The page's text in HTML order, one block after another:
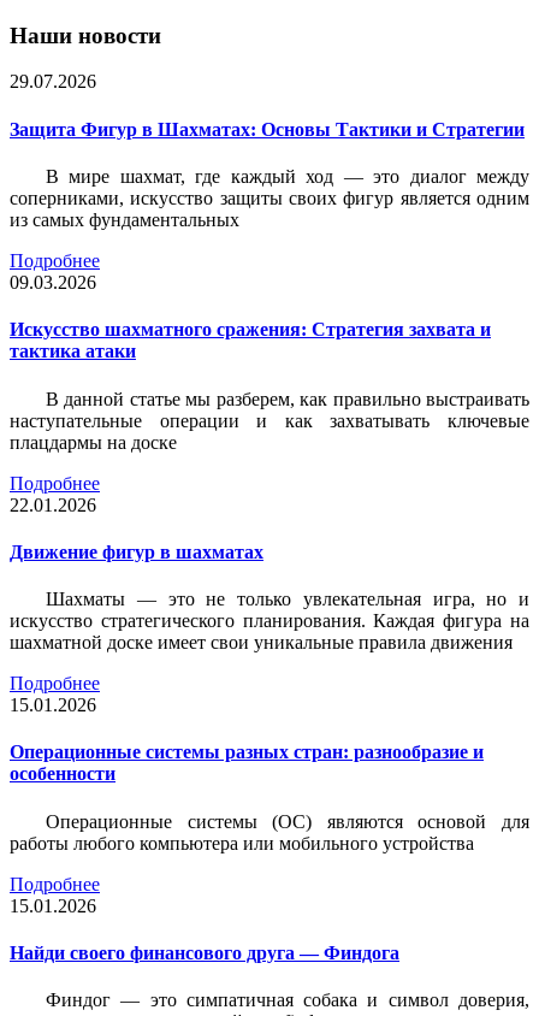
Наши новости
29.07.2026
Защита Фигур в Шахматах: Основы Тактики и Стратегии
В мире шахмат, где каждый ход — это диалог между
соперниками, искусство защиты своих фигур является одним
из самых фундаментальных
Подробнее
09.03.2026
Искусство шахматного сражения: Стратегия захвата и
тактика атаки
В данной статье мы разберем, как правильно выстраивать
наступательные операции и как захватывать ключевые
плацдармы на доске
Подробнее
22.01.2026
Движение фигур в шахматах
Шахматы — это не только увлекательная игра, но и
искусство стратегического планирования. Каждая фигура на
шахматной доске имеет свои уникальные правила движения
Подробнее
15.01.2026
Операционные системы разных стран: разнообразие и
особенности
Операционные системы (ОС) являются основой для
работы любого компьютера или мобильного устройства
Подробнее
15.01.2026
Найди своего финансового друга — Финдога
Финдог — это симпатичная собака и символ доверия,